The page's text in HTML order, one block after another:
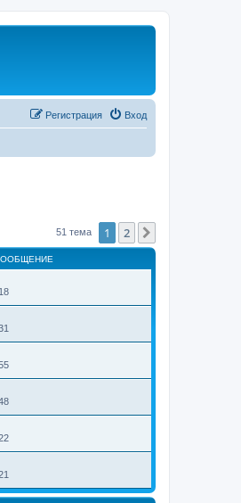
Вход
Регистрация
51 тема 1 2